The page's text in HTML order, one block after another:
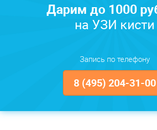
Дарим до 1000
на УЗИ кисти
Запись по телефону
8 (495) 204-31-00